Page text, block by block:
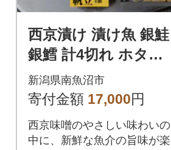
西京漬け 漬け魚 銀鮭
銀鱈 計4切れ ホタテ 4
個入り 新潟県 南魚沼
市 6
新潟県南魚沼市
寄付金額 17,000円
西京味噌のやさしい味わいの
中に、新鮮な魚介の旨味が楽